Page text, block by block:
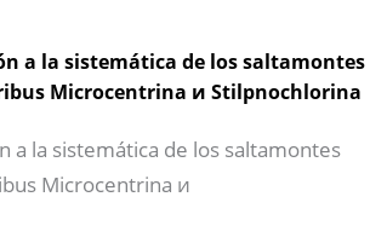
a la sistemática de los saltamontes
Microcentrina и Stilpnochlorina
a la sistemática de los saltamontes
Microcentrina и